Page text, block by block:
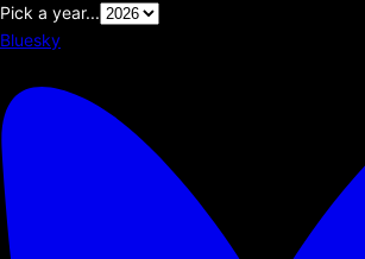
Pick a year...
Bluesky